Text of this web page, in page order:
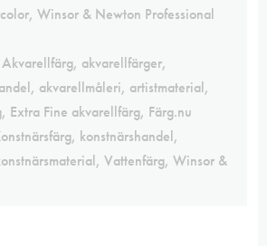
, Winsor & Newton Professional
Akvarellfärg, akvarellfärger,
, akvarellmåleri, artistmaterial,
, Extra Fine akvarellfärg, Färg.nu
, konstnärshandel,
, Vattenfärg, Winsor &